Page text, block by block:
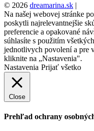
© 2026 dreamarina.sk |
Na našej webovej stránke
poskytli najrelevantnejšie
preferencie a opakované
súhlasíte s použitím
jednotlivych povolení a pre
kliknite na „Nastavenia".
Nastavenia Prijať všetko
Close
Prehľad ochrany